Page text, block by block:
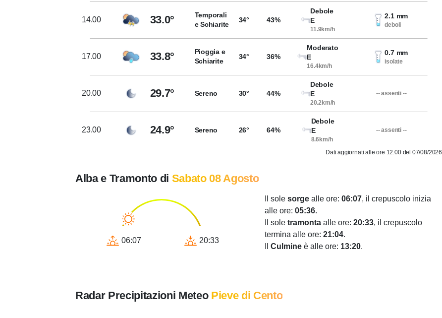
14.00 33.0°
Temporali
e Schiarite
34° 43%
Debole
E
11.9km/h
2.1 mm
deboli
17.00 33.8°
Pioggia e
Schiarite
34° 36%
Moderato
E
16.4km/h
0.7 mm
isolate
20.00 29.7° Sereno 30° 44%
Debole
E
20.2km/h
-- assenti --
23.00 24.9° Sereno 26° 64%
Debole
E
8.6km/h
-- assenti --
Dati aggiornati alle ore 12.00 del 07/08/2026
Alba e Tramonto di Sabato 08 Agosto
06:07 20:33
Il sole sorge alle ore: 06:07, il crepuscolo inizia
alle ore: 05:36.
Il sole tramonta alle ore: 20:33, il crepuscolo
termina alle ore: 21:04.
Culmine è alle ore: 13:20.
Radar Precipitazioni Meteo Pieve di Cento